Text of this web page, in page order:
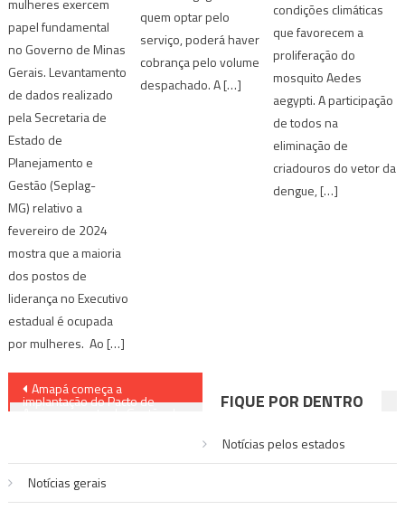
papel fundamental
no Governo de Minas
Gerais. Levantamento
de dados realizado
pela Secretaria de
Estado de
Planejamento e
Gestão (Seplag-
MG) relativo a
fevereiro de 2024
mostra que a maioria
dos postos de
liderança no Executivo
estadual é ocupada
por mulheres. Ao […]
quem optar pelo
serviço, poderá haver
cobrança pelo volume
despachado. A […]
condições climáticas
que favorecem a
proliferação do
mosquito Aedes
aegypti. A participação
de todos na
eliminação de
criadouros do vetor da
dengue, […]
Navegação
de
Post
Amapá começa a
implantação do Pacto de FIQUE POR DENTRO
Notícias pelos estados
Notí­cias gerais